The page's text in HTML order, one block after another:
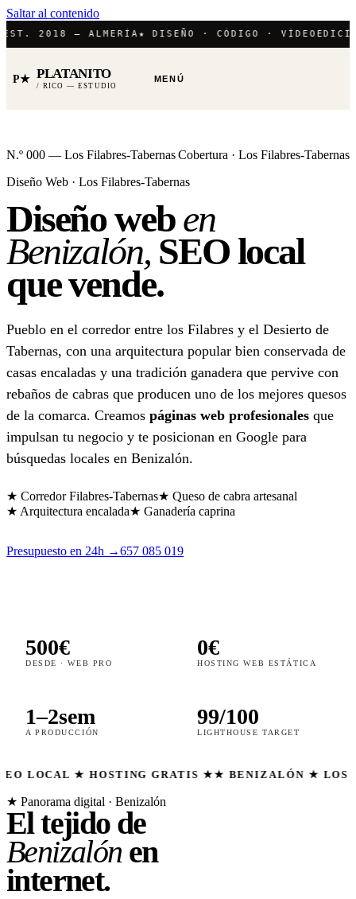
Saltar al contenido
2018 — ALMERÍA ★ DISEÑO · CÓDIGO · VÍDEO EDICIÓN
P★ PLATANITO
/ RICO — ESTUDIO
MENÚ
N.º 000 — Los Filabres-TabernasCobertura · Los Filabres-Tabernas
Diseño Web · Los Filabres-Tabernas
Diseño weben
Benizalón, SEO local
que vende.
Pueblo en el corredor entre los Filabres y el Desierto de
Tabernas, con una arquitectura popular bien conservada de
casas encaladas y una tradición ganadera que pervive con
rebaños de cabras que producen uno de los mejores quesos
de la comarca. Creamos páginas web profesionales que
impulsan tu negocio y te posicionan en Google para
búsquedas locales en Benizalón.
★ Corredor Filabres-Tabernas★ Queso de cabra artesanal
★ Arquitectura encalada★ Ganadería caprina
Presupuesto en 24h →657 085 019
500€
DESDE · WEB PRO
0€
HOSTING WEB ESTÁTICA
1–2sem
A PRODUCCIÓN
99/100
LIGHTHOUSE TARGET
★ HOSTING GRATIS ★ ★ BENIZALÓN ★ LOS
★ Panorama digital · Benizalón
El tejido de
Benizalónen
internet.